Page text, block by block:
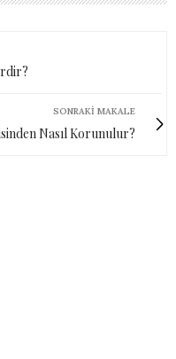
SONRAKI MAKALE
Nasıl Korunulur?